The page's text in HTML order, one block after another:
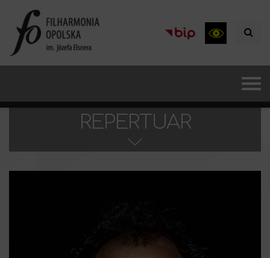
REPERTUAR